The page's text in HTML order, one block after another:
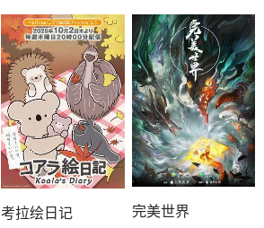
考拉绘日记 完美世界